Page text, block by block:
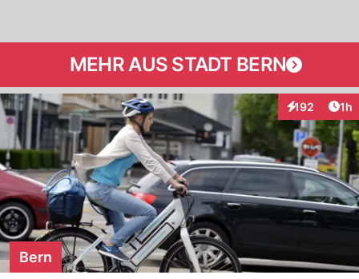
MEHR AUS STADT BERN
192
Interaktionen
1h
Bern